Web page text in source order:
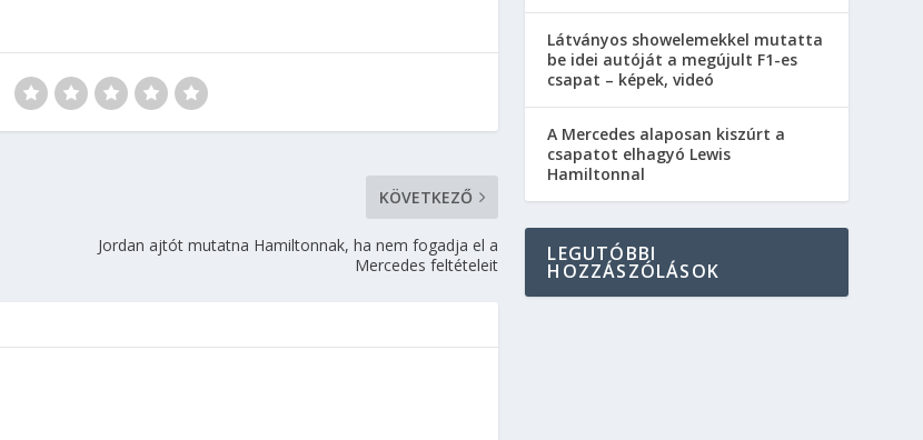
KÖVETKEZŐ
Jordan ajtót mutatna Hamiltonnak, ha nem fogadja el a
Mercedes feltételeit
Látványos showelemekkel mutatta
be idei autóját a megújult F1-es
csapat – képek, videó
A Mercedes alaposan kiszúrt a
csapatot elhagyó Lewis
Hamiltonnal
LEGUTÓBBI
HOZZÁSZÓLÁSOK